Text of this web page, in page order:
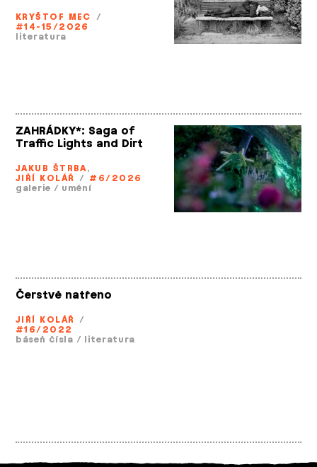
KRYŠTOF MEC /
#14-15/2026
literatura
ZAHRÁDKY*: Saga of
Traffic Lights and Dirt
JAKUB ŠTRBA,
JIŘÍ KOLÁŘ / #6/2026
galerie / umění
Čerstvě natřeno
JIŘÍ KOLÁŘ /
#16/2022
báseň čísla / literatura